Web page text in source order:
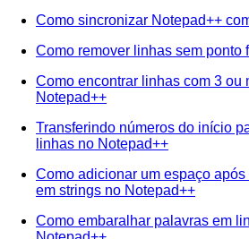
Como sincronizar Notepad++
Como remover linhas sem ponto
Como encontrar linhas com 3 ou
Notepad++
Transferindo números do início
linhas no Notepad++
Como adicionar um espaço
em strings no Notepad++
Como embaralhar palavras em